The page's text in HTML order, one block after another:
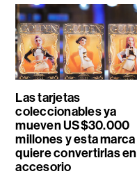
Las tarjetas
coleccionables ya
mueven US$30.000
millones y esta marca
quiere convertirlas en
accesorio